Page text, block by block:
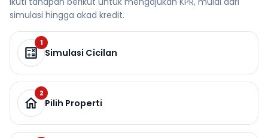
simulasi hingga akad kredit.
1
Simulasi Cicilan
2
Pilih Properti